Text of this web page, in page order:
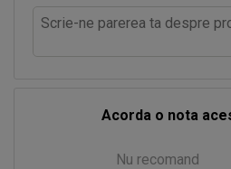
Acorda o nota
Nu recomand